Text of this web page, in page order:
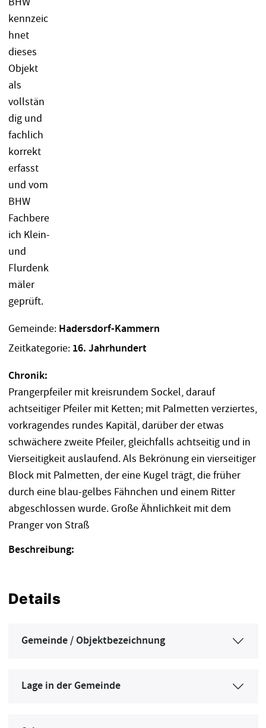
Gemeinde: Hadersdorf-Kammern
Zeitkategorie: 16. Jahrhundert
Chronik:
Prangerpfeiler mit kreisrundem Sockel, darauf
achtseitiger Pfeiler mit Ketten; mit Palmetten verziertes,
vorkragendes rundes Kapitäl, darüber der etwas
schwächere zweite Pfeiler, gleichfalls achtseitig und in
Vierseitigkeit auslaufend. Als Bekrönung ein vierseitiger
Block mit Palmetten, der eine Kugel trägt, die früher
durch eine blau-gelbes Fähnchen und einem Ritter
abgeschlossen wurde. Große Ähnlichkeit mit dem
Pranger von Straß
Beschreibung:
Details
Gemeinde / Objektbezeichnung
Lage in der Gemeinde